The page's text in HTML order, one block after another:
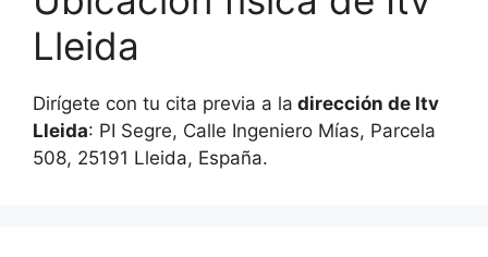
Lleida
Dirígete con tu cita previa a la dirección de Itv
Lleida: PI Segre, Calle Ingeniero Mías, Parcela
508, 25191 Lleida, España.